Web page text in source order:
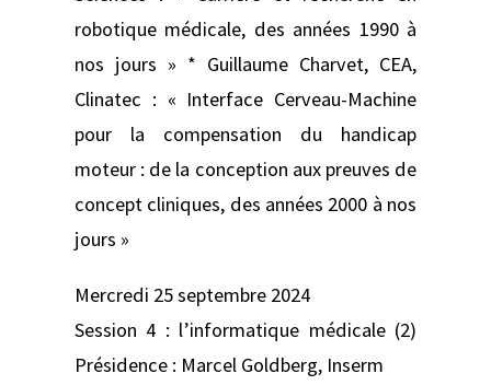
robotique médicale, des années 1990 à
nos jours » * Guillaume Charvet, CEA,
Clinatec : « Interface Cerveau-Machine
pour la compensation du handicap
moteur : de la conception aux preuves de
concept cliniques, des années 2000 à nos
jours »
Mercredi 25 septembre 2024
Session 4 : l’informatique médicale (2)
Présidence : Marcel Goldberg, Inserm